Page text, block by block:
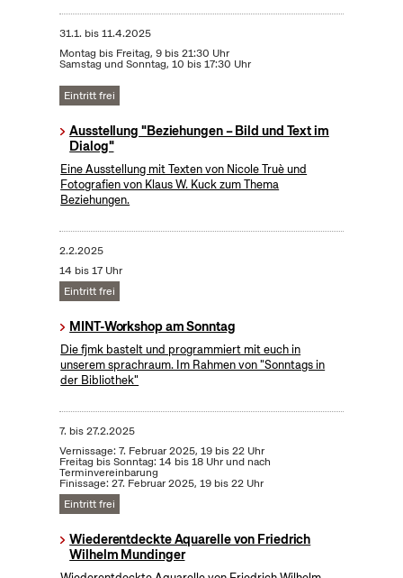
31.1. bis11.4.2025
Montag bis Freitag, 9 bis 21:30 Uhr
Samstag und Sonntag, 10 bis 17:30 Uhr
Eintritt frei
Ausstellung "Beziehungen – Bild und Text im
Dialog"
Eine Ausstellung mit Texten von Nicole Truè und
Fotografien von Klaus W. Kuck zum Thema
Beziehungen.
2.2.2025
14 bis 17 Uhr
Eintritt frei
MINT-Workshop am Sonntag
Die fjmk bastelt und programmiert mit euch in
unserem sprachraum. Im Rahmen von "Sonntags in
der Bibliothek"
7. bis27.2.2025
Vernissage: 7. Februar 2025, 19 bis 22 Uhr
Freitag bis Sonntag: 14 bis 18 Uhr und nach
Terminvereinbarung
Finissage: 27. Februar 2025, 19 bis 22 Uhr
Eintritt frei
Wiederentdeckte Aquarelle von Friedrich
Wilhelm Mundinger